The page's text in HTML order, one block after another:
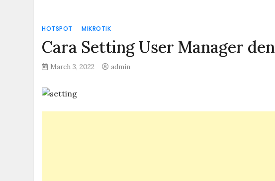
HOTSPOT MIKROTIK
Cara Setting User Manager
March 3, 2022 admin